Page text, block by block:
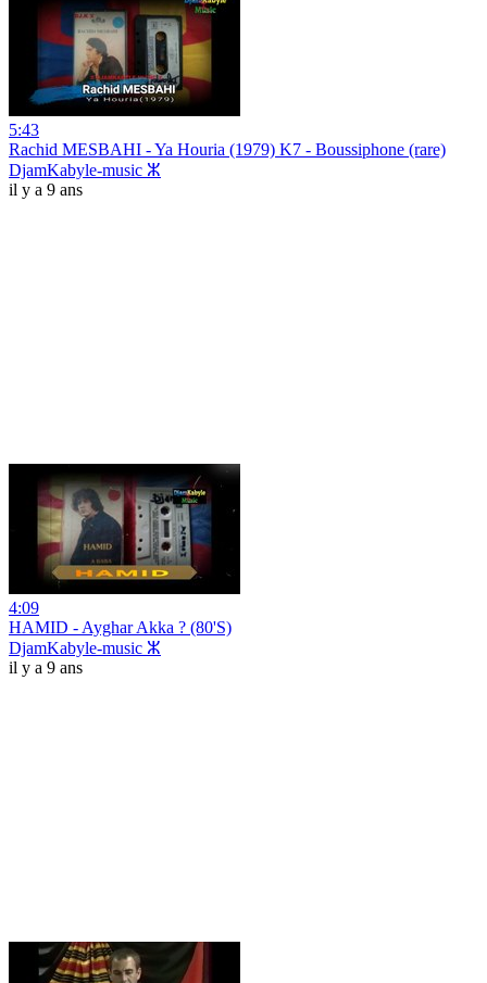
5:43
Rachid MESBAHI - Ya Houria (1979) K7 - Boussiphone (rare)
DjamKabyle-music ⵣ
il y a 9 ans
4:09
HAMID - Ayghar Akka ? (80'S)
DjamKabyle-music ⵣ
il y a 9 ans